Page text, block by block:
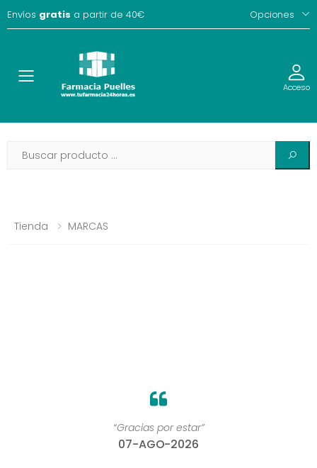
Envíos gratis a partir de 40€ Opciones
Toggle Acceso
Tienda MARCAS
“Gracias por estar”
07-AGO-2026